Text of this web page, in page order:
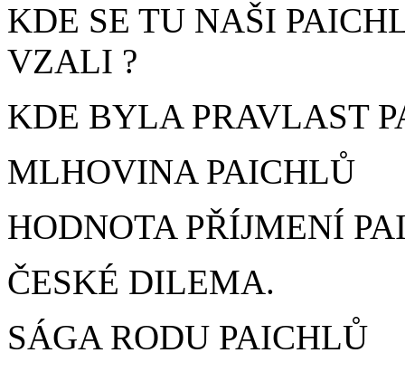
KDE SE TU NAŠI
VZALI ?
KDE BYLA PRAVLAST
MLHOVINA PAICHLŮ
HODNOTA PŘÍJMENÍ
ČESKÉ DILEMA.
SÁGA RODU PAICHLŮ